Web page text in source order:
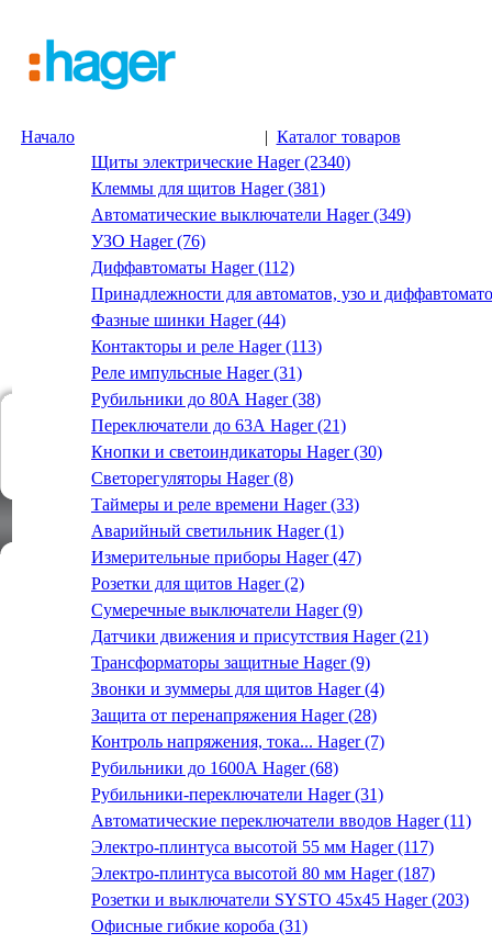
Начало | Каталог товаров
Щиты электрические Hager (2340)
Клеммы для щитов Hager (381)
Автоматические выключатели Hager (349)
УЗО Hager (76)
Диффавтоматы Hager (112)
Принадлежности для автоматов, узо и
Фазные шинки Hager (44)
Контакторы и реле Hager (113)
Реле импульсные Hager (31)
Рубильники до 80А Hager (38)
Переключатели до 63А Hager (21)
Кнопки и светоиндикаторы Hager (30)
Светорегуляторы Hager (8)
Таймеры и реле времени Hager (33)
Аварийный светильник Hager (1)
Измерительные приборы Hager (47)
Розетки для щитов Hager (2)
Сумеречные выключатели Hager (9)
Датчики движения и присутствия Hager (21)
Трансформаторы защитные Hager (9)
Звонки и зуммеры для щитов Hager (4)
Защита от перенапряжения Hager (28)
Контроль напряжения, тока... Hager (7)
Рубильники до 1600А Hager (68)
Рубильники-переключатели Hager (31)
Автоматические переключатели вводов Hager (11)
Электро-плинтуса высотой 55 мм Hager (117)
Электро-плинтуса высотой 80 мм Hager (187)
Розетки и выключатели SYSTO 45х45 Hager (203)
Офисные гибкие короба (31)